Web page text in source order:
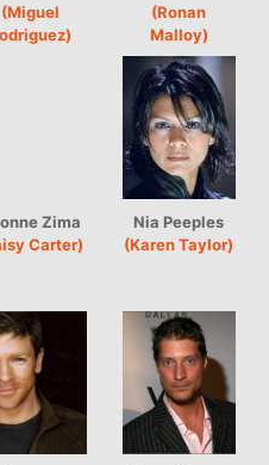
(Miguel
(Ronan
Malloy)
Zima
Carter)
Nia Peeples
(Karen Taylor)